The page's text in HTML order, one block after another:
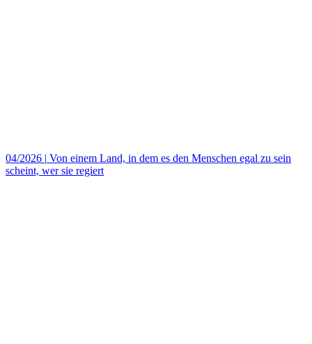
04/2026 | Von einem Land, in dem es den Menschen egal zu sein
scheint, wer sie regiert